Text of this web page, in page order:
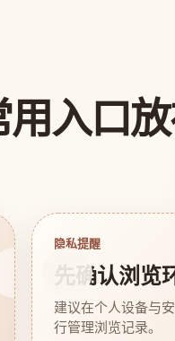
入口
隐私提醒
先确认浏览
建议在个人设备与
行管理浏览记录。